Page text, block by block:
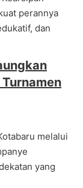
perannya
dan
melalui
yang